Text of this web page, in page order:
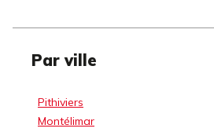
Par ville
Pithiviers
Montélimar